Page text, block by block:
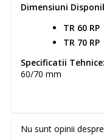
Dimensiuni
TR 60 RP
TR 70 RP
Specificatii Tehnice:
60/70 mm
Nu sunt opinii